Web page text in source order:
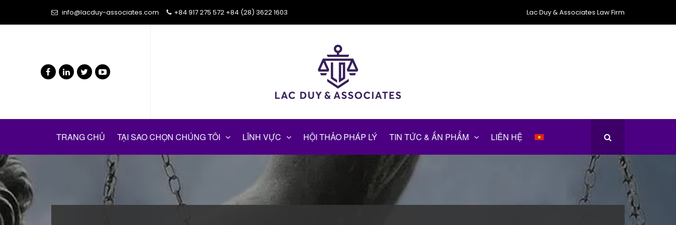
info@lacduy-associates.com +84 917 275 572 +84 (28) 3622 1603 Lac Duy & Associates Law Firm
TRANG CHỦ TẠI SAO CHỌN CHÚNG TÔI LĨNH VỰC HỘI THẢO PHÁP LÝ TIN TỨC & ẤN PHẨM LIÊN HỆ